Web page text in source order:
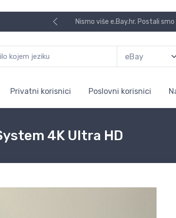
Nismo više e.Bay.hr. Postali smo
Privatni korisnici Poslovni korisnici
4K Ultra HD